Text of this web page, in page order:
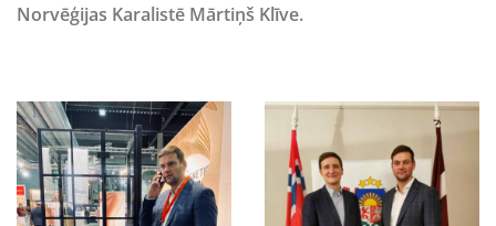
Norvēģijas Karalistē Mārtiņš Klīve.